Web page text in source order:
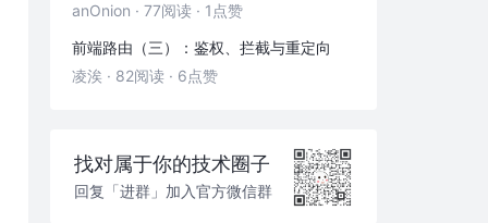
test()
exec()
配合String提供的方法
什么是 $1 $2
anOnion · 77阅读 · 1点赞
前端路由（三）：鉴权、拦截与重定向
凌涘 · 82阅读 · 6点赞
找对属于你的技术圈子
回复「进群」加入官方微信群